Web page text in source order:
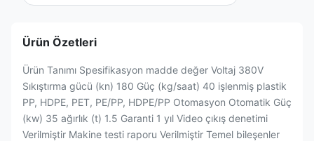
Ürün Özetleri
Ürün Tanımı Spesifikasyon madde değer Voltaj 380V
Sıkıştırma gücü (kn) 180 Güç (kg/saat) 40 işlenmiş plastik
PP, HDPE, PET, PE/PP, HDPE/PP Otomasyon Otomatik Güç
(kw) 35 ağırlık (t) 1.5 Garanti 1 yıl Video çıkış denetimi
Verilmiştir Makine testi raporu Verilmiştir Temel bileşenler